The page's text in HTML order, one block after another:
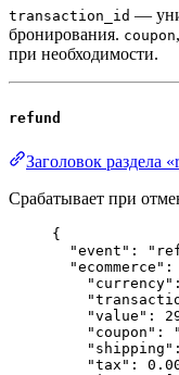
transaction_id —
бронирования. coupon,
при необходимости.
refund
Заголовок раздела
Срабатывает при
{
"event" : "
"ecommerce" :
"currency"
"value" :
"coupon" : "
"shipping"
"tax" :